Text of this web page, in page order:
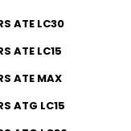
ATE LC30
ATE LC15
ATE MAX
ATG LC15